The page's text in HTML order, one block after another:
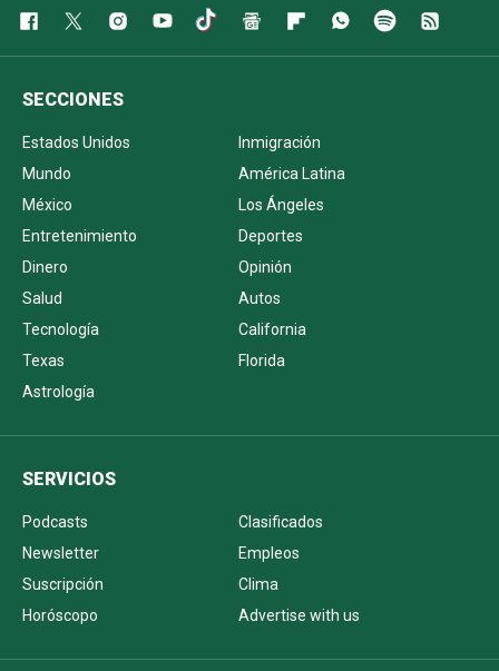
SECCIONES
Estados Unidos
Inmigración
Mundo
América Latina
México
Los Ángeles
Entretenimiento
Deportes
Dinero
Opinión
Salud
Autos
Tecnología
California
Texas
Florida
Astrología
SERVICIOS
Podcasts
Clasificados
Newsletter
Empleos
Suscripción
Clima
Horóscopo
Advertise with us